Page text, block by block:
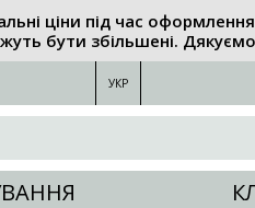
ціни під час
бути збільшені.
УКР